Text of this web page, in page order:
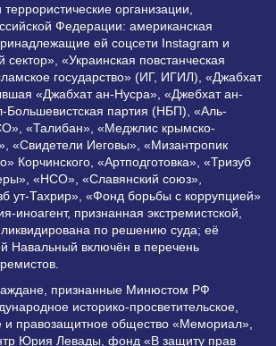
организации,
Федерации: американская
ей соцсети Instagram и
«Украинская повстанческая
государство» (ИГ, ИГИЛ), «Джабхат
«Джабхат ан-Нусра», «Джебхат ан-
Большевистская партия (НБП), «Аль-
«Талибан», «Меджлис крымско-
«Свидетели Иеговы», «Мизантропик
Корчинского, «Артподготовка», «Тризуб
«НСО», «Славянский союз»,
ут-Тахрир», «Фонд борьбы с коррупцией»
иноагент, признанная экстремистской,
по решению суда; её
Навальный включён в перечень
признанные Минюстом РФ
историко-просветительское,
и правозащитное общество «Мемориал»,
Юрия Левады, фонд «В защиту прав